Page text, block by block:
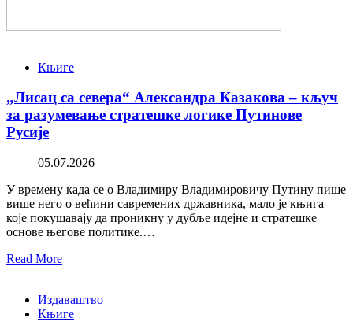
Књиге
„Лисац са севера“ Александра Казакова – кључ
за разумевање стратешке логике Путинове
Русије
05.07.2026
У времену када се о Владимиру Владимировичу Путину пише
више него о већини савремених државника, мало је књига
које покушавају да проникну у дубље идејне и стратешке
основе његове политике.…
Read More
Издаваштво
Књиге